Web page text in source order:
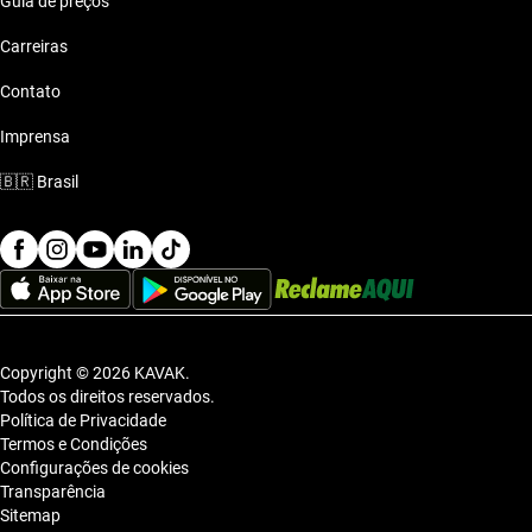
Carreiras
Contato
Imprensa
🇧🇷 Brasil
Copyright © 2026 KAVAK.
Todos os direitos reservados.
Política de Privacidade
Termos e Condições
Configurações de cookies
Transparência
Sitemap